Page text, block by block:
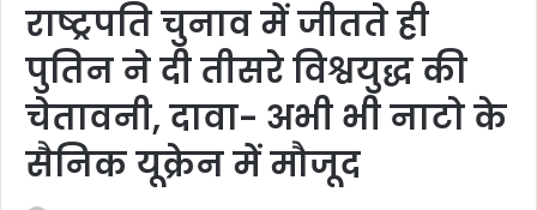
राष्ट्रपति चुनाव में जीतते ही
पुतिन ने दी तीसरे विश्वयुद्ध की
चेतावनी, दावा- अभी भी नाटो के
सैनिक यूक्रेन में मौजूद